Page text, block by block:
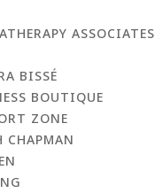
ASSOCIATES
BISSÉ
BOUTIQUE
ZONE
CHAPMAN